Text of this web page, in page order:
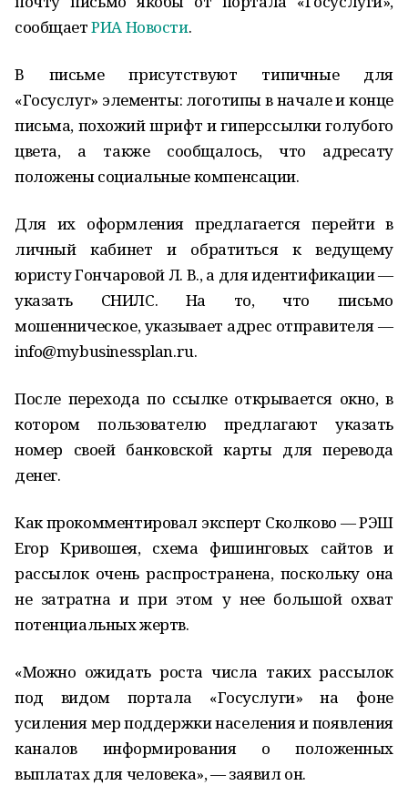
сообщаетРИА Новости.
В письме присутствуют типичные для
«Госуслуг» элементы: логотипы в начале и конце
письма, похожий шрифт и гиперссылки голубого
цвета, а также сообщалось, что адресату
положены социальные компенсации.
Для их оформления предлагается перейти в
личный кабинет и обратиться к ведущему
юристу Гончаровой Л. В., а для идентификации —
указать СНИЛС. На то, что письмо
мошенническое, указывает адрес отправителя —
info@mybusinessplan.ru.
После перехода по ссылке открывается окно, в
котором пользователю предлагают указать
номер своей банковской карты для перевода
денег.
Как прокомментировал эксперт Сколково — РЭШ
Егор Кривошея, схема фишинговых сайтов и
рассылок очень распространена, поскольку она
не затратна и при этом у нее большой охват
потенциальных жертв.
«Можно ожидать роста числа таких рассылок
под видом портала «Госуслуги» на фоне
усиления мер поддержки населения и появления
каналов информирования о положенных
выплатах для человека», — заявил он.